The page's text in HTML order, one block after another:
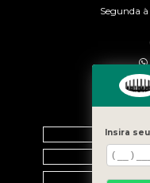
Segunda
Insira